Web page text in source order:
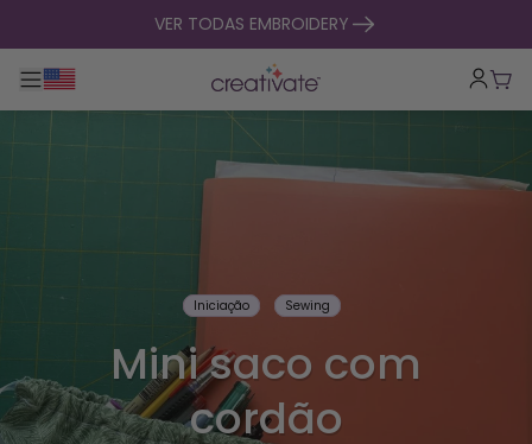
saltar para o conteúdoVER TODAS EMBROIDERY
Alternar entre navegação principal
Iniciação Sewing
Mini saco com
cordão